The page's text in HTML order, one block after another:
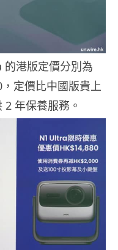
港版定價分別為
定價比中國版貴上
年保養服務。